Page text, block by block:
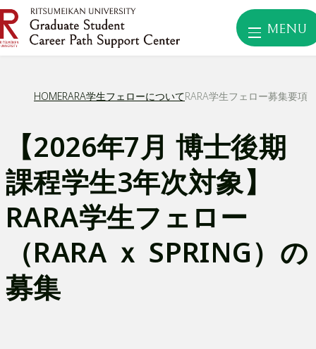
MENU
HOMERARA学生フェローについてRARA学生フェロー募集要項
【2026年7月 博士後期
課程学生3年次対象】
RARA学生フェロー
（RARA ｘ SPRING）の
募集